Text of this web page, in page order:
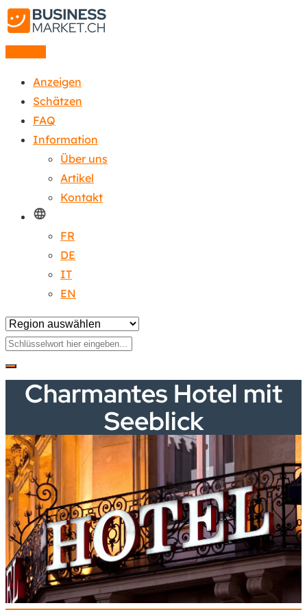
Anzeigen
Schätzen
FAQ
Information
Über uns
Artikel
Kontakt
FR
DE
IT
EN
Charmantes Hotel mit
Seeblick